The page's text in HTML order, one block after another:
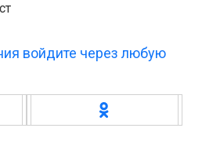
войдите через любую